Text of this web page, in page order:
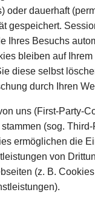
oder dauerhaft
gespeichert.
Ihres Besuchs
bleiben auf
diese selbst
durch Ihren
uns (First-Party-
(sog.
ermöglichen die
von
(z. B.